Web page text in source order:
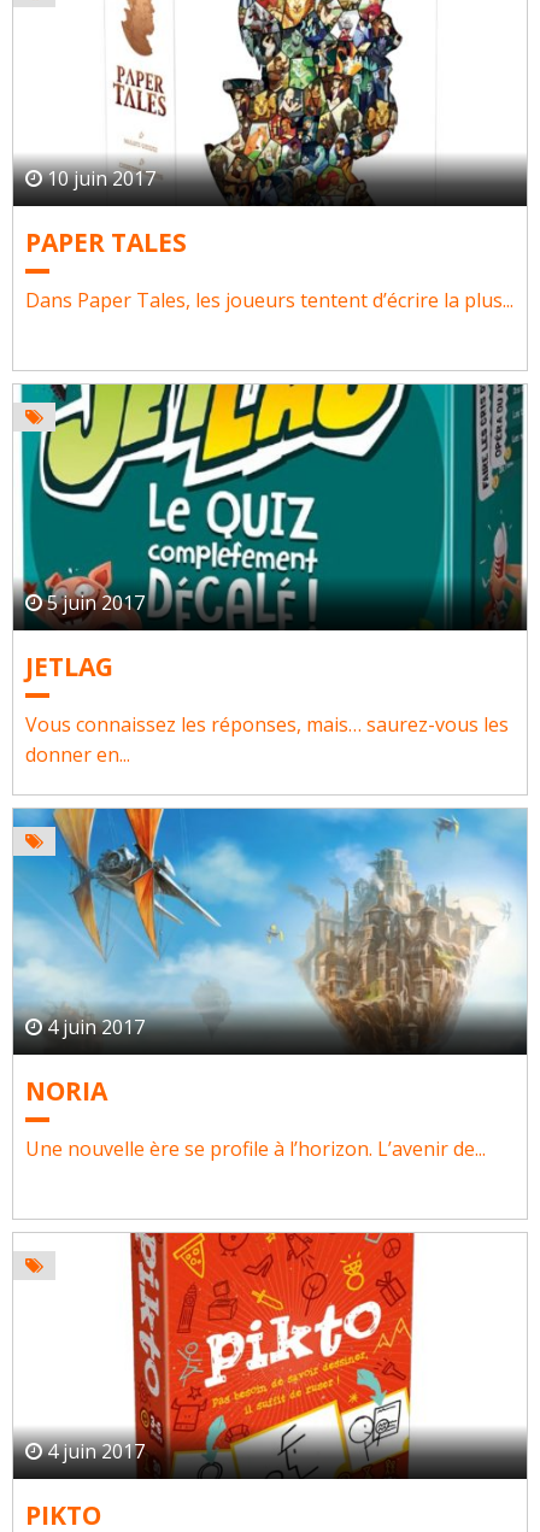
10 juin 2017
PAPER TALES
Dans Paper Tales, les joueurs tentent d’écrire la plus...
5 juin 2017
JETLAG
Vous connaissez les réponses, mais… saurez-vous les
donner en...
4 juin 2017
NORIA
Une nouvelle ère se profile à l’horizon. L’avenir de...
4 juin 2017
PIKTO